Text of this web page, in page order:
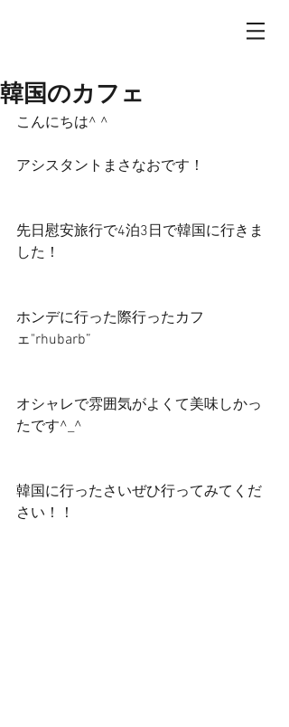
韓国のカフェ
こんにちは^ ^
アシスタントまさなおです！
先日慰安旅行で4泊3日で韓国に行きま
した！
ホンデに行った際行ったカフ
ェ"rhubarb”
オシャレで雰囲気がよくて美味しかっ
たです^_^
韓国に行ったさいぜひ行ってみてくだ
さい！！